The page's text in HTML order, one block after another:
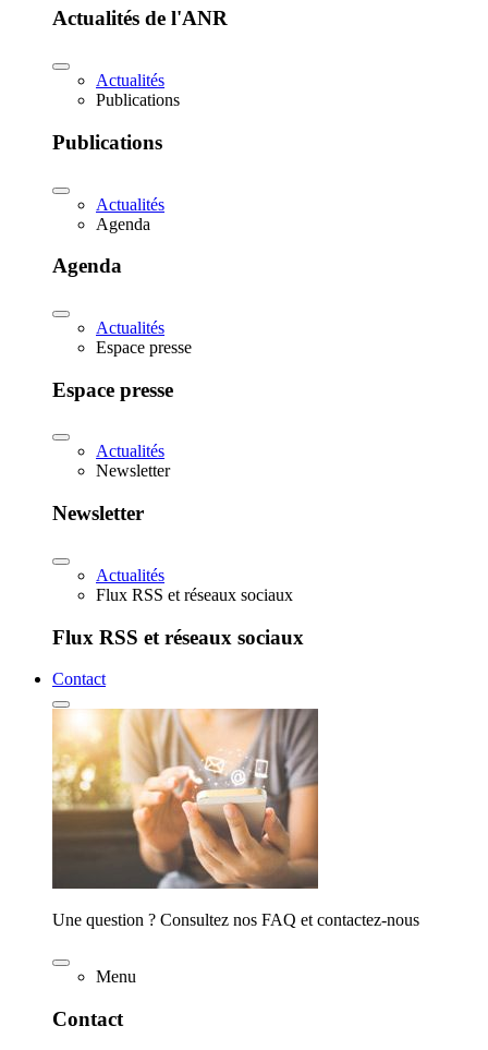
Actualités de l'ANR
Actualités
Publications
Publications
Actualités
Agenda
Agenda
Actualités
Espace presse
Espace presse
Actualités
Newsletter
Newsletter
Actualités
Flux RSS et réseaux sociaux
Flux RSS et réseaux sociaux
Contact
Une question ? Consultez nos FAQ et contactez-nous
Menu
Contact